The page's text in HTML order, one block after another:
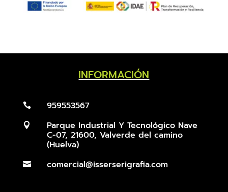
INFORMACIÓN
 959553567
 Parque Industrial Y Tecnológico Nave
C-07, 21600, Valverde del camino
(Huelva)
 comercial@isserserigrafia.com